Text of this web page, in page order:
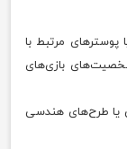
پوسترهای مرتبط با
بازی‌های
یا طرح‌های هندسی